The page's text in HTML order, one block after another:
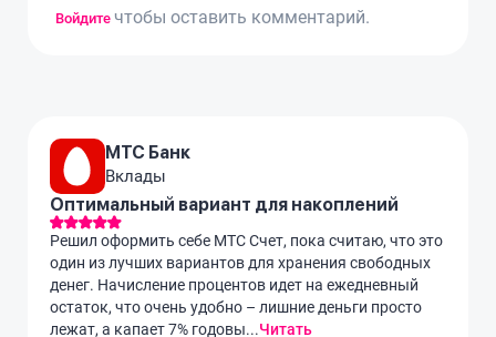
Войдите чтобы оставить комментарий.
МТС Банк
Вклады
Оптимальный вариант для накоплений
Решил оформить себе МТС Счет, пока считаю, что это
один из лучших вариантов для хранения свободных
денег. Начисление процентов идет на ежедневный
остаток, что очень удобно – лишние деньги просто
лежат, а капает 7% годовы...Читать